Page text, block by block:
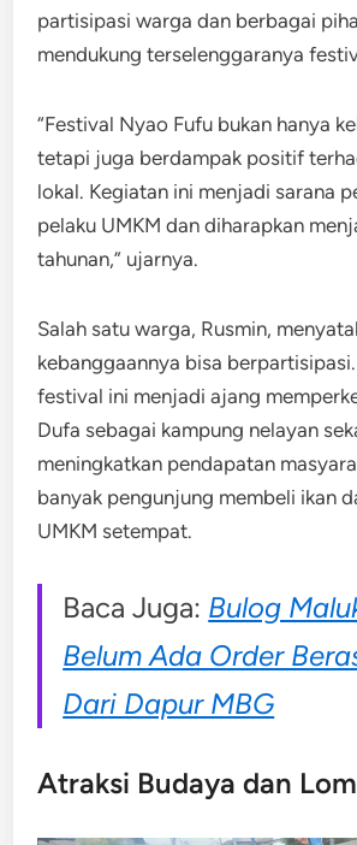
partisipasi warga dan berbagai
mendukung terselenggaranya
“Festival Nyao Fufu bukan hanya
tetapi juga berdampak positif
lokal. Kegiatan ini menjadi sarana
pelaku UMKM dan diharapkan
tahunan,” ujarnya.
Salah satu warga, Rusmin,
kebanggaannya bisa
festival ini menjadi ajang
Dufa sebagai kampung nelayan
meningkatkan pendapatan
banyak pengunjung membeli ikan
UMKM setempat.
Baca Juga: Bulog
Belum Ada Order
Dari Dapur MBG
Atraksi Budaya dan